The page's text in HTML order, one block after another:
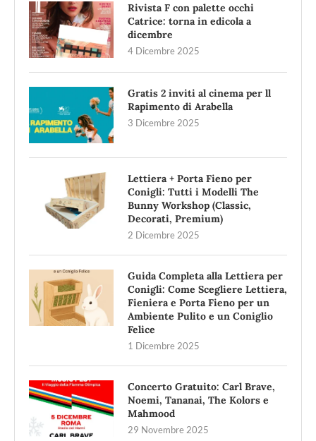
Rivista F con palette occhi
Catrice: torna in edicola a
dicembre
4 Dicembre 2025
Gratis 2 inviti al cinema per ll
Rapimento di Arabella
3 Dicembre 2025
Lettiera + Porta Fieno per
Conigli: Tutti i Modelli The
Bunny Workshop (Classic,
Decorati, Premium)
2 Dicembre 2025
Guida Completa alla Lettiera per
Conigli: Come Scegliere Lettiera,
Fieniera e Porta Fieno per un
Ambiente Pulito e un Coniglio
Felice
1 Dicembre 2025
Concerto Gratuito: Carl Brave,
Noemi, Tananai, The Kolors e
Mahmood
29 Novembre 2025